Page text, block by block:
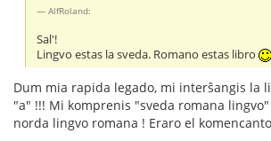
AlfRoland:
Sal'!
Lingvo estas la sveda. Romano estas libro
Dum mia rapida legado, mi interŝangis la
"a" !!! Mi komprenis "sveda romana
norda lingvo romana ! Eraro el